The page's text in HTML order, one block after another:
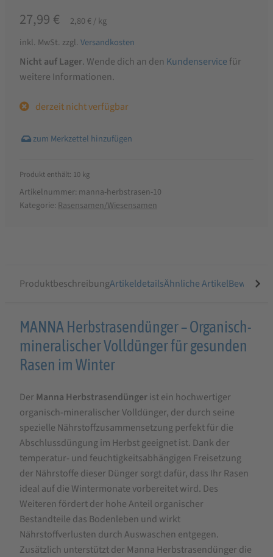
27,99 € 2,80 €/kg
inkl. MwSt. zzgl. Versandkosten
Nicht auf Lager. Wende dich an den Kundenservice für
weitere Informationen.
derzeit nicht verfügbar
Produkt enthält: 10 kg
Artikelnummer: manna-herbstrasen-10
Kategorie: Rasensamen/Wiesensamen
ProduktbeschreibungArtikeldetailsÄhnliche Artikel
Produktbeschreibung
für
MANNA
10
kg
MANNA Herbstrasendünger – Organisch-
mineralischer Volldünger für gesunden
Rasen im Winter
Der Manna Herbstrasendüngerist ein hochwertiger
organisch-mineralischer Volldünger, der durch seine
spezielle Nährstoffzusammensetzung perfekt für die
Abschlussdüngung im Herbst geeignet ist. Dank der
temperatur- und feuchtigkeitsabhängigen Freisetzung
der Nährstoffe dieser Dünger sorgt dafür, dass Ihr Rasen
ideal auf die Wintermonate vorbereitet wird. Des
Weiteren fördert der hohe Anteil organischer
Bestandteile das Bodenleben und wirkt
Nährstoffverlusten durch Auswaschen entgegen.
Zusätzlich unterstützt der Manna Herbstrasendünger die